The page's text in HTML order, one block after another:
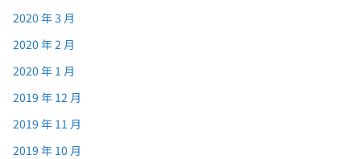
2020 年 3 月
2020 年 2 月
2020 年 1 月
2019 年 12 月
2019 年 11 月
2019 年 10 月